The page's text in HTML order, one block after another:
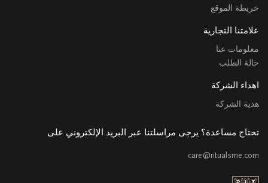
خريطة الموقع
علامتنا التجارية
معلومات عنا
حالة الطلب
اهداء الشركة
هدية الشركة
تحتاج مساعدة؟ يرجى مراسلتنا عبر البريد الإلكتروني على
care@ritualsme.com